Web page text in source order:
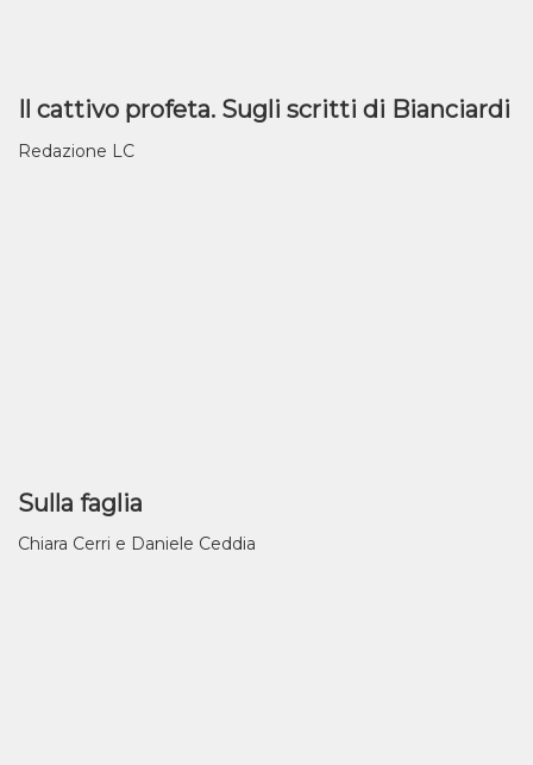
Il cattivo profeta. Sugli scritti di Bianciardi
Redazione LC
Sulla faglia
Chiara Cerri e Daniele Ceddia